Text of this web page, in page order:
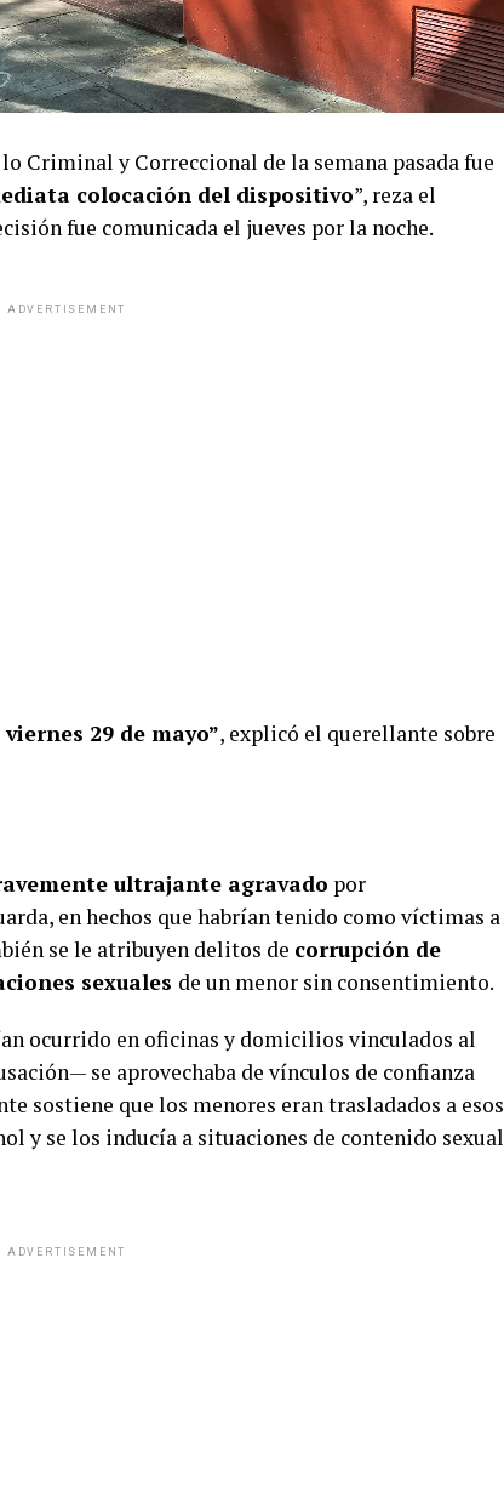
Criminal y Correccional de la semana pasada fue
colocación del dispositivo”, reza el
fue comunicada el jueves por la noche.
ADVERTISEMENT
29 de mayo”, explicó el querellante sobre
ultrajante agravado por
en hechos que habrían tenido como víctimas a
se le atribuyen delitos de corrupción de
sexuales de un menor sin consentimiento.
ocurrido en oficinas y domicilios vinculados al
se aprovechaba de vínculos de confianza
sostiene que los menores eran trasladados a esos
y se los inducía a situaciones de contenido sexual
ADVERTISEMENT